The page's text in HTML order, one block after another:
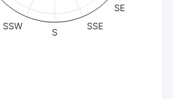
SE
SSE
S
SSW